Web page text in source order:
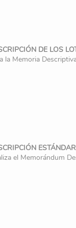
DE LOS
la Memoria
ESTÁNDAR
el Memorándum